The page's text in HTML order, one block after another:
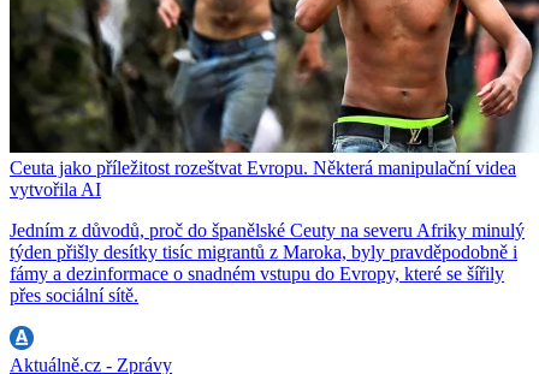
Ceuta jako příležitost rozeštvat Evropu. Některá manipulační videa
vytvořila AI
Jedním z důvodů, proč do španělské Ceuty na severu Afriky minulý
týden přišly desítky tisíc migrantů z Maroka, byly pravděpodobně i
fámy a dezinformace o snadném vstupu do Evropy, které se šířily
přes sociální sítě.
Aktuálně.cz - Zprávy